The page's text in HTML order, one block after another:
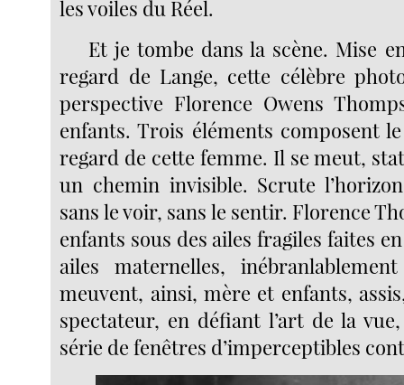
les voiles du Réel.
Et je tombe dans la scène. Mise
regard de Lange, cette célèbre
perspective Florence Owens
enfants. Trois éléments composent
regard de cette femme. Il se meut,
un chemin invisible. Scrute
sans le voir, sans le sentir. Florence
enfants sous des ailes fragiles faites
ailes maternelles,
meuvent, ainsi, mère et enfants,
spectateur, en défiant l’art de la
série de fenêtres d’imperceptibles